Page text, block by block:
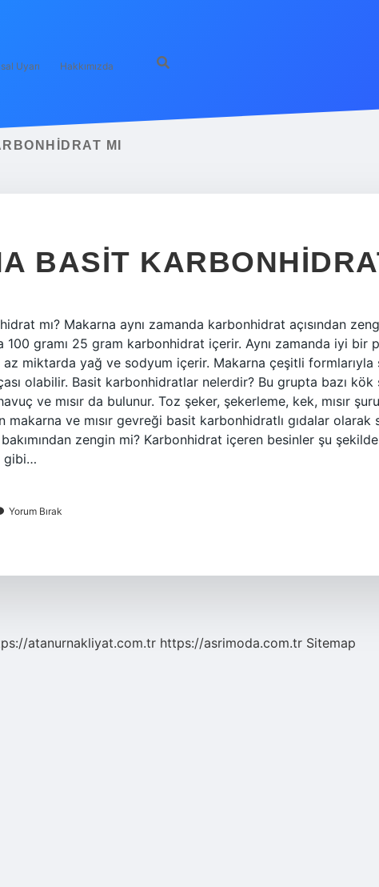
Uyarı Hakkımızda
MI
BASIT
mı? Makarna aynı zamanda karbonhidrat açısından
100 gramı 25 gram karbonhidrat içerir. Aynı zamanda iyi bir
az miktarda yağ ve sodyum içerir. Makarna çeşitli formlarıyla
olabilir. Basit karbonhidratlar nelerdir? Bu grupta bazı kök
ve mısır da bulunur. Toz şeker, şekerleme, kek, mısır
makarna ve mısır gevreği basit karbonhidratlı gıdalar olarak
zengin mi? Karbonhidrat içeren besinler şu
gibi…
Yorum Bırak
atanurnakliyat.com.tr https://asrimoda.com.tr Sitemap